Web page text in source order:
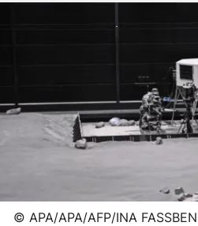
© APA/APA/AFP/INA